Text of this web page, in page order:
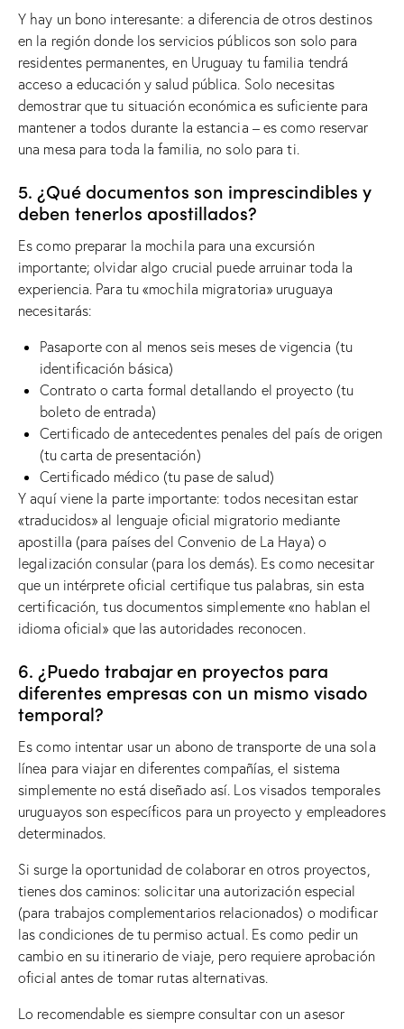
Y hay un bono interesante: a diferencia de otros destinos
en la región donde los servicios públicos son solo para
residentes permanentes, en Uruguay tu familia tendrá
acceso a educación y salud pública. Solo necesitas
demostrar que tu situación económica es suficiente para
mantener a todos durante la estancia – es como reservar
una mesa para toda la familia, no solo para ti.
5. ¿Qué documentos son imprescindibles y
deben tenerlos apostillados?
Es como preparar la mochila para una excursión
importante; olvidar algo crucial puede arruinar toda la
experiencia. Para tu «mochila migratoria» uruguaya
necesitarás:
Pasaporte con al menos seis meses de vigencia (tu
identificación básica)
Contrato o carta formal detallando el proyecto (tu
boleto de entrada)
Certificado de antecedentes penales del país de origen
(tu carta de presentación)
Certificado médico (tu pase de salud)
Y aquí viene la parte importante: todos necesitan estar
«traducidos» al lenguaje oficial migratorio mediante
apostilla (para países del Convenio de La Haya) o
legalización consular (para los demás). Es como necesitar
que un intérprete oficial certifique tus palabras, sin esta
certificación, tus documentos simplemente «no hablan el
idioma oficial» que las autoridades reconocen.
6. ¿Puedo trabajar en proyectos para
diferentes empresas con un mismo visado
temporal?
Es como intentar usar un abono de transporte de una sola
línea para viajar en diferentes compañías, el sistema
simplemente no está diseñado así. Los visados ​​temporales
uruguayos son específicos para un proyecto y empleadores
determinados.
Si surge la oportunidad de colaborar en otros proyectos,
tienes dos caminos: solicitar una autorización especial
(para trabajos complementarios relacionados) o modificar
las condiciones de tu permiso actual. Es como pedir un
cambio en su itinerario de viaje, pero requiere aprobación
oficial antes de tomar rutas alternativas.
Lo recomendable es siempre consultar con un asesor